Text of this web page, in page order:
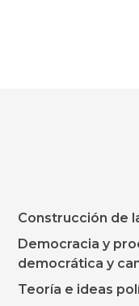
Construcción de
Democracia y
democrática y
Teoría e ideas